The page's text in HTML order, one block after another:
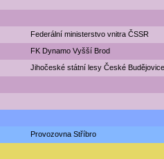
Federální ministerstvo vnitra ČSSR
FK Dynamo Vyšší Brod
Jihočeské státní lesy České
Provozovna Stříbro